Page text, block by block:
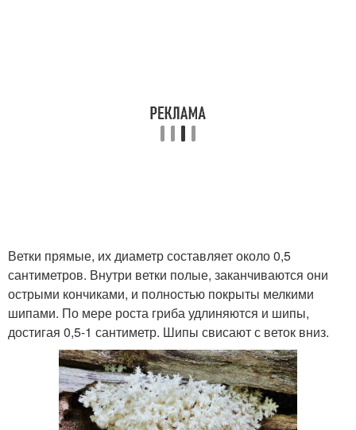
Ветки прямые, их диаметр составляет около 0,5
сантиметров. Внутри ветки полые, заканчиваются они
острыми кончиками, и полностью покрыты мелкими
шипами. По мере роста гриба удлиняются и шипы,
достигая 0,5-1 сантиметр. Шипы свисают с веток вниз.